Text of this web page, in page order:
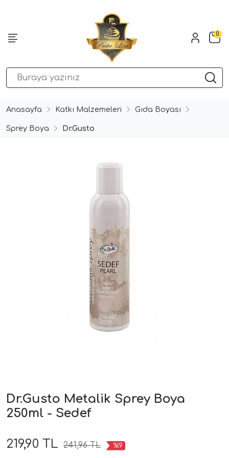
0
Anasayfa Katkı Malzemeleri Gıda Boyası
Sprey Boya Dr.Gusto
Dr.Gusto Metalik Sprey Boya
250ml - Sedef
219,90 TL 241,96 TL %9